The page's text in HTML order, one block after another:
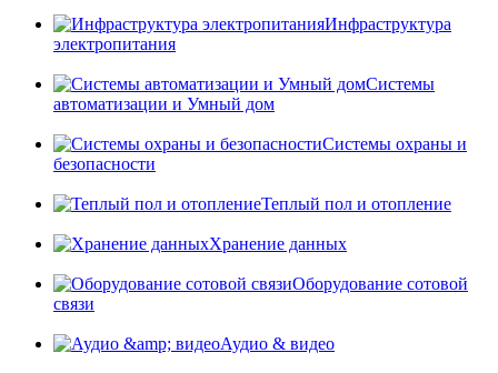
Инфраструктура
электропитания
Системы
автоматизации и Умный дом
Системы охраны и
безопасности
Теплый пол и отопление
Хранение данных
Оборудование сотовой
связи
Аудио & видео